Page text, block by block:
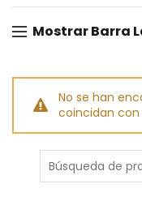
Mostrar Barra
No se han
coincidan
Buscar